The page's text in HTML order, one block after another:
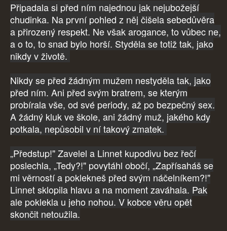
Připadala si před ním najednou jak nejubožejší
chudinka. Na první pohled z něj čišela sebedůvěra
a přirozený respekt. Ne však arogance, to vůbec ne,
a o to, to snad bylo horší. Styděla se totiž tak, jako
nikdy v životě.
Nikdy se před žádným mužem nestyděla tak, jako
před ním. Ani před svým bratrem, se kterým
probírala vše, od své periody, až po bezpečný sex.
A žádný kluk ve škole, ani žádný muž, jakého kdy
potkala, nepůsobil v ní takový zmatek.
„Předstup!" Zavelel a Linnet kupodivu bez řečí
poslechla, „Tedy?!" povytáhl obočí, „Zapřísaháš se
mi věrností a poklekneš před svým náčelníkem?!"
Linnet sklopila hlavu a na moment zaváhala. Pak
ale poklekla u jeho nohou. V kobce věru opět
skončit netoužila.